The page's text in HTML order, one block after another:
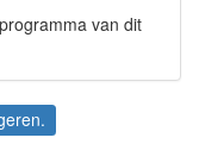
van dit